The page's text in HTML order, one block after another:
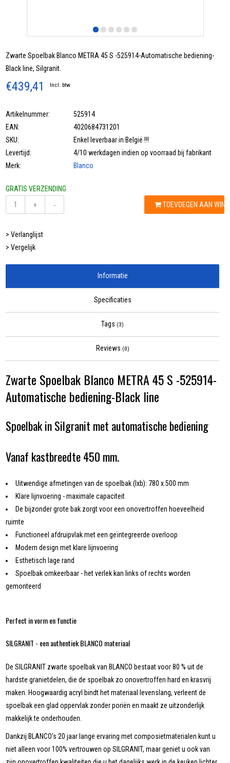
Zwarte Spoelbak Blanco METRA 45 S -525914-Automatische bediening-
Black line, Silgranit.
€439,41 Incl. btw
Artikelnummer:
525914
EAN:
4020684731201
SKU:
Enkel leverbaar in België !!!
Levertijd:
4/10 werkdagen indien op voorraad bij fabrikant
Merk:
Blanco
GRATIS VERZENDING
+
- TOEVOEGEN AAN
> Verlanglijst
> Vergelijk
Informatie
Specificaties
Tags (3)
Reviews (0)
Zwarte Spoelbak Blanco METRA 45 S -525914-
Automatische bediening-Black line
Spoelbak in Silgranit met automatische bediening
Vanaf kastbreedte 450 mm.
Uitwendige afmetingen van de spoelbak (lxb): 780 x 500 mm
Klare lijnvoering - maximale capaciteit
De bijzonder grote bak zorgt voor een onovertroffen hoeveelheid
ruimte
Functioneel afdruipvlak met een geïntegreerde overloop
Modern design met klare lijnvoering
Esthetisch lage rand
Spoelbak omkeerbaar - het verlek kan links of rechts worden
gemonteerd
Perfect in vorm en functie
SILGRANIT - een authentiek BLANCO materiaal
De SILGRANIT zwarte spoelbak van BLANCO bestaat voor 80 % uit de
hardste granietdelen, die de spoelbak zo onovertroffen hard en krasvrij
maken. Hoogwaardig acryl bindt het materiaal levenslang, verleent de
spoelbak een glad oppervlak zonder poriën en maakt ze uitzonderlijk
makkelijk te onderhouden.
Dankzij BLANCO's 20 jaar lange ervaring met composietmaterialen kunt u
niet alleen voor 100% vertrouwen op SILGRANIT, maar geniet u ook van